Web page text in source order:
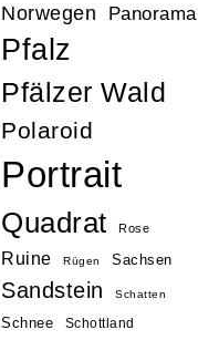
Norwegen Panorama
Pfalz
Pfälzer Wald
Polaroid
Portrait
Quadrat Rose
Ruine Rügen Sachsen
Sandstein Schatten
Schnee Schottland